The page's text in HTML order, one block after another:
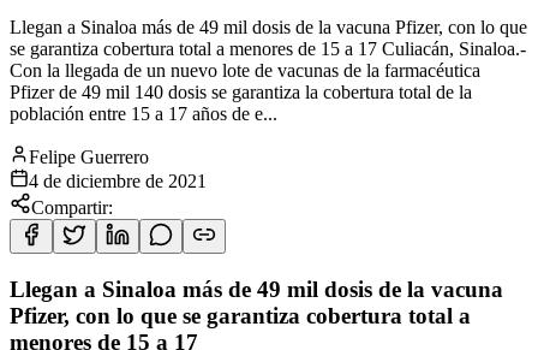
Llegan a Sinaloa más de 49 mil dosis de la vacuna Pfizer, con lo que
se garantiza cobertura total a menores de 15 a 17 Culiacán, Sinaloa.-
Con la llegada de un nuevo lote de vacunas de la farmacéutica
Pfizer de 49 mil 140 dosis se garantiza la cobertura total de la
población entre 15 a 17 años de e...
Felipe Guerrero
4 de diciembre de 2021
Compartir:
Llegan a Sinaloa más de 49 mil dosis de la vacuna
Pfizer, con lo que se garantiza cobertura total a
menores de 15 a 17